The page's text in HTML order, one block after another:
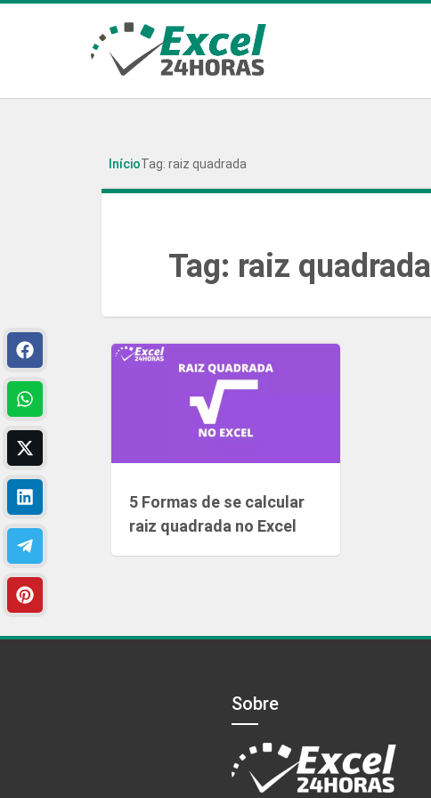
InícioTag: raiz quadrada
Tag: raiz quadrada
5 Formas de se calcular
raiz quadrada no Excel
Sobre